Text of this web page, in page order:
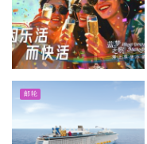
邮轮